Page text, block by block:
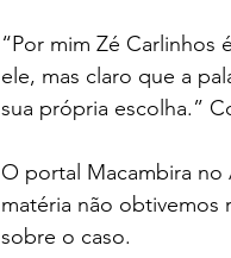
“Por mim Zé Carlinhos
ele, mas claro que a
sua própria escolha.”
O portal Macambira
matéria não obtivemos
sobre o caso.